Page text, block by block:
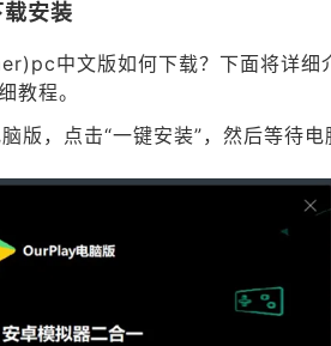
都更黑暗、更血腥、更刺激！
战锤奇幻世界》终焉之时期间，拥有
御更大的威胁——残暴的混沌大军与蜂
在无止境的杀戮中尽可能地活下来吧。
通无数扣人心弦的关卡，在全新的英雄
。主要特点
安装
中文版如何下载？下面将详细
教程。
版，点击“一键安装”，然后等待电